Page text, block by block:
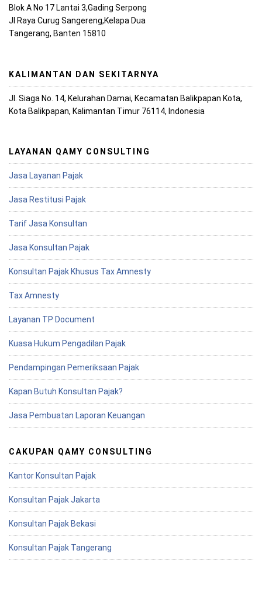
Blok A No 17 Lantai 3,Gading Serpong
Jl Raya Curug Sangereng,Kelapa Dua
Tangerang, Banten 15810
KALIMANTAN DAN SEKITARNYA
Jl. Siaga No. 14, Kelurahan Damai, Kecamatan Balikpapan Kota,
Kota Balikpapan, Kalimantan Timur 76114, Indonesia
LAYANAN QAMY CONSULTING
Jasa Layanan Pajak
Jasa Restitusi Pajak
Tarif Jasa Konsultan
Jasa Konsultan Pajak
Konsultan Pajak Khusus Tax Amnesty
Tax Amnesty
Layanan TP Document
Kuasa Hukum Pengadilan Pajak
Pendampingan Pemeriksaan Pajak
Kapan Butuh Konsultan Pajak?
Jasa Pembuatan Laporan Keuangan
CAKUPAN QAMY CONSULTING
Kantor Konsultan Pajak
Konsultan Pajak Jakarta
Konsultan Pajak Bekasi
Konsultan Pajak Tangerang